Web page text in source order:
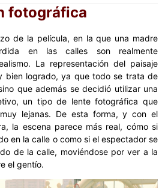
fotográfica
de la película, en la que una madre
en las calles son realmente
La representación del paisaje
bien logrado, ya que todo se trata de
que además se decidió utilizar una
un tipo de lente fotográfica que
lejanas. De esta forma, y con el
la escena parece más real, cómo si
en la calle o como si el espectador se
de la calle, moviéndose por ver a la
el gentío.